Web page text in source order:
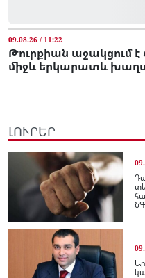
09.08.26 / 11:22
Թուրքիան աջակցում
միջև երկարատև
ԼՈՒՐԵՐ